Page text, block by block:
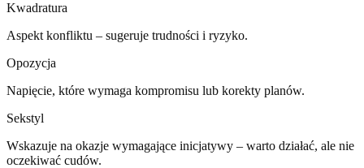
Kwadratura
Aspekt konfliktu – sugeruje trudności i ryzyko.
Opozycja
Napięcie, które wymaga kompromisu lub korekty planów.
Sekstyl
Wskazuje na okazje wymagające inicjatywy – warto działać, ale nie
oczekiwać cudów.